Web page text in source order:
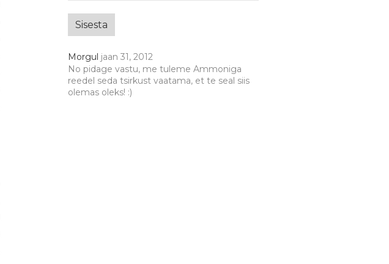
Morgul jaan 31, 2012
No pidage vastu, me tuleme Ammoniga
reedel seda tsirkust vaatama, et te seal siis
olemas oleks! :)